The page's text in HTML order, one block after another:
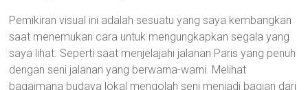
Pemikiran visual ini adalah sesuatu yang saya kembangkan
saat menemukan cara untuk mengungkapkan segala yang
saya lihat. Seperti saat menjelajahi jalanan Paris yang penuh
dengan seni jalanan yang berwarna-warni. Melihat
bagaimana budaya lokal mengolah seni menjadi bagian dari